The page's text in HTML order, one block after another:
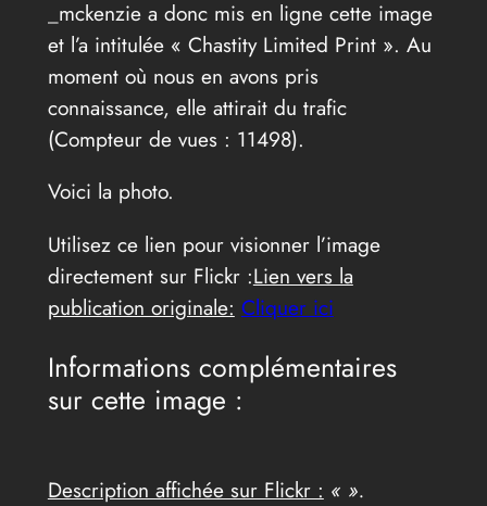
_mckenzie a donc mis en ligne cette image
et l’a intitulée « Chastity Limited Print ». Au
moment où nous en avons pris
connaissance, elle attirait du trafic
(Compteur de vues : 11498).
Voici la photo.
Utilisez ce lien pour visionner l’image
directement sur Flickr :Lien vers la
publication originale: Cliquer ici
Informations complémentaires
sur cette image :
Description affichée sur Flickr : « ».